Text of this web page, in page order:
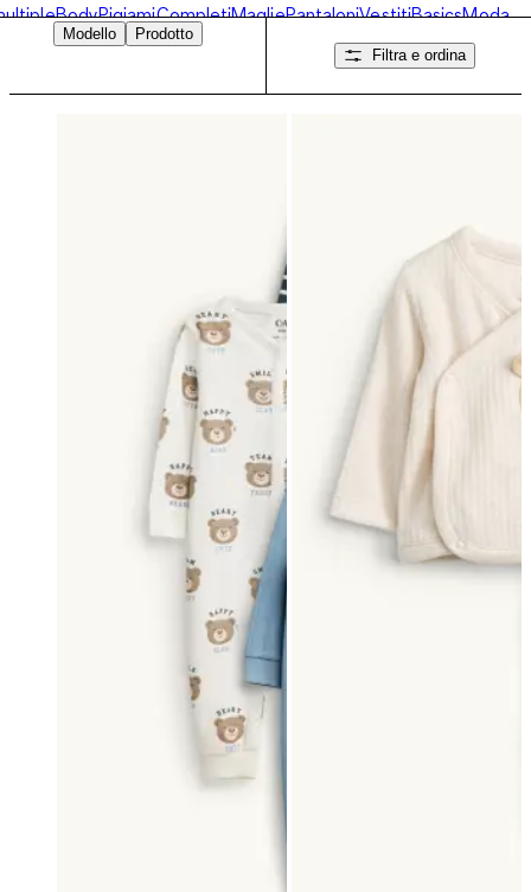
BodyPigiamiCompletiMagliePantaloniVestitiBasicsModa
LicenzeCalze e calzemaglie Sacchi-nannaGiaccheOccasioni
Modello
Prodotto
Filtra e ordina